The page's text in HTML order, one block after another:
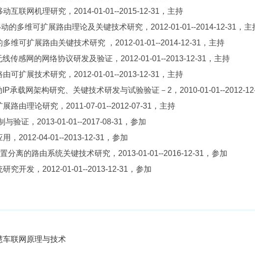
互联网机理研究，2014-01-01--2015-12-31，主持
的多维可扩展路由理论及关键技术研究，2012-01-01--2014-12-31，主
维可扩展路由关键技术研究 ，2012-01-01--2014-12-31，主持
传感网的网络协议研发及验证，2012-01-01--2013-12-31，主持
可扩展技术研究，2012-01-01--2013-12-31，主持
承载网架构研究、关键技术研发与试验验证－2，2010-01-01--2012-
路由理论研究，2011-07-01--2012-07-31，主持
与验证，2013-01-01--2017-08-31，参加
，2012-04-01--2013-12-31，参加
分离的路由系统关键技术研究，2013-01-01--2016-12-31，参加
究开发，2012-01-01--2013-12-31，参加
车联网原理与技术